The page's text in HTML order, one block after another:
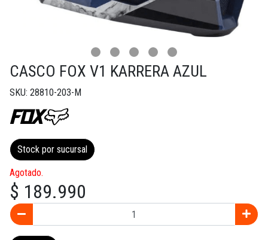
CASCO FOX V1 KARRERA AZUL
SKU: 28810-203-M
Stock por sucursal
Agotado.
$ 189.990